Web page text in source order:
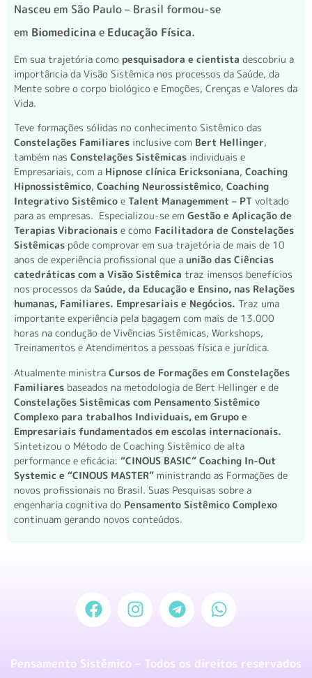
Nasceu em São Paulo – Brasil formou-se
em Biomedicina e Educação Física.
Em sua trajetória como pesquisadora e cientista descobriu a
importância da Visão Sistêmica nos processos da Saúde, da
Mente sobre o corpo biológico e Emoções, Crenças e Valores da
Vida.
Teve formações sólidas no conhecimento Sistêmico das
Constelações Familiares inclusive com Bert Hellinger,
também nas Constelações Sistêmicas individuais e
Empresariais, com a Hipnose clínica Ericksoniana, Coaching
Hipnossistêmico, Coaching Neurossistêmico, Coaching
Integrativo Sistêmico e Talent Managemment – PT voltado
para as empresas. Especializou-se em Gestão e Aplicação de
Terapias Vibracionais e como Facilitadora de Constelações
Sistêmicas pôde comprovar em sua trajetória de mais de 10
anos de experiência profissional que a união das Ciências
catedráticas com a Visão Sistêmica traz imensos benefícios
nos processos da Saúde, da Educação e Ensino, nas Relações
humanas, Familiares. Empresariais e Negócios. Traz uma
importante experiência pela bagagem com mais de 13.000
horas na condução de Vivências Sistêmicas, Workshops,
Treinamentos e Atendimentos a pessoas física e jurídica.
Atualmente ministra Cursos de Formações em Constelações
Familiares baseados na metodologia de Bert Hellinger e de
Constelações Sistêmicas com Pensamento Sistêmico
Complexo para trabalhos Individuais, em Grupo e
Empresariais fundamentados em escolas internacionais.
Sintetizou o Método de Coaching Sistêmico de alta
performance e eficácia: “CINOUS BASIC” Coaching In-Out
Systemic e “CINOUS MASTER” ministrando as Formações de
novos profissionais no Brasil. Suas Pesquisas sobre a
engenharia cognitiva do Pensamento Sistêmico Complexo
continuam gerando novos conteúdos.
Pensamento Sistêmico – Todos os direitos reservados